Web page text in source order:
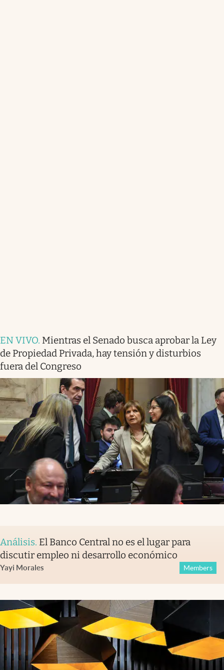
EN VIVO. Mientras el Senado busca aprobar la Ley
de Propiedad Privada, hay tensión y disturbios
fuera del Congreso
Análisis. El Banco Central no es el lugar para
discutir empleo ni desarrollo económico
Yayi Morales Members